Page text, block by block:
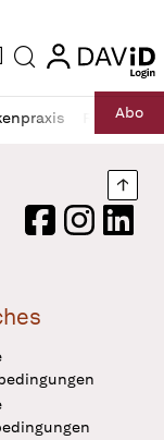
Suche login
RechtAbo
FacebookInstagram